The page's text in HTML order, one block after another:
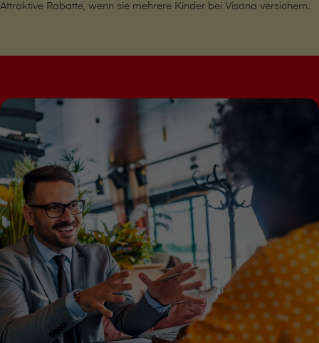
Attraktive Rabatte, wenn sie mehrere Kinder bei V⁠i⁠s⁠a⁠n⁠a versichern.